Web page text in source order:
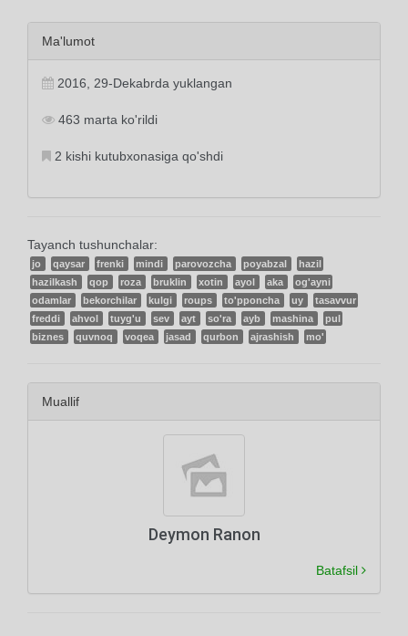
Ma'lumot
2016, 29-Dekabrda yuklangan
463 marta ko'rildi
2 kishi kutubxonasiga qo'shdi
Tayanch tushunchalar:
jo qaysar frenki mindi parovozcha poyabzal
hazil
hazilkash
qop roza bruklin xotin ayol aka
og'ayni
odamlar
bekorchilar kulgi roups to'pponcha uy
tasavvur
freddi
ahvol tuyg'u sev ayt so'ra ayb mashina
pul
biznes
quvnoq voqea jasad qurbon ajrashish mo'
Muallif
Deymon Ranon
Batafsil